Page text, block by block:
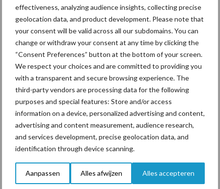
effectiveness, analyzing audience insights, collecting precise
geolocation data, and product development. Please note that
your consent will be valid across all our subdomains. You can
change or withdraw your consent at any time by clicking the
“Consent Preferences” button at the bottom of your screen.
We respect your choices and are committed to providing you
with a transparent and secure browsing experience. The
third-party vendors are processing data for the following
purposes and special features: Store and/or access
information on a device, personalized advertising and content,
advertising and content measurement, audience research,
and services development, precise geolocation data, and
identification through device scanning.
Aanpassen Alles afwijzen Alles accepteren
krimpende Nederlandse
markt
Themapagina's
Diergezondheid Bemesting Fokkerij
Bedrijfsnieuws
Ligbox &